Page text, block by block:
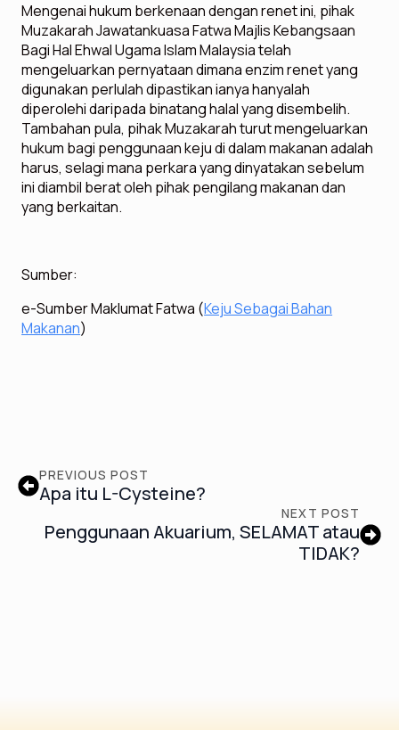
Mengenai hukum berkenaan dengan renet ini, pihak
Muzakarah Jawatankuasa Fatwa Majlis Kebangsaan
Bagi Hal Ehwal Ugama Islam Malaysia telah
mengeluarkan pernyataan dimana enzim renet yang
digunakan perlulah dipastikan ianya hanyalah
diperolehi daripada binatang halal yang disembelih.
Tambahan pula, pihak Muzakarah turut mengeluarkan
hukum bagi penggunaan keju di dalam makanan adalah
harus, selagi mana perkara yang dinyatakan sebelum
ini diambil berat oleh pihak pengilang makanan dan
yang berkaitan.
Sumber:
e-Sumber Maklumat Fatwa (Keju Sebagai Bahan
Makanan)
PREVIOUS POST
Apa itu L-Cysteine?
NEXT POST
Penggunaan Akuarium, SELAMAT atau
TIDAK?